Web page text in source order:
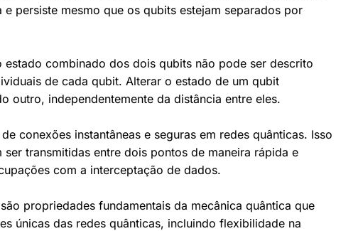
persiste mesmo que os qubits estejam separados por
estado combinado dos dois qubits não pode ser descrito
de cada qubit. Alterar o estado de um qubit
outro, independentemente da distância entre eles.
conexões instantâneas e seguras em redes quânticas. Isso
transmitidas entre dois pontos de maneira rápida e
com a interceptação de dados.
propriedades fundamentais da mecânica quântica que
únicas das redes quânticas, incluindo flexibilidade na